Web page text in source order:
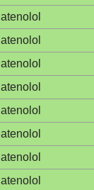
atenolol
atenolol
atenolol
atenolol
atenolol
atenolol
atenolol
atenolol